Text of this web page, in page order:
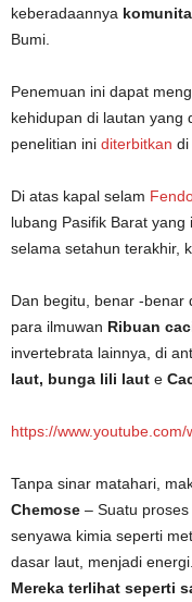
keberadaannya
Bumi.
Penemuan ini dapat
kehidupan di lautan yang
penelitian ini diterbitkan di
Di atas kapal selam
lubang Pasifik Barat
selama setahun terakhir,
Dan begitu, benar -benar
para ilmuwan Ribuan
invertebrata lainnya, di
laut, bunga lili laut e
https://
Tanpa sinar matahari,
Chemose – Suatu
senyawa kimia seperti
dasar laut, menjadi
Mereka terlihat seperti